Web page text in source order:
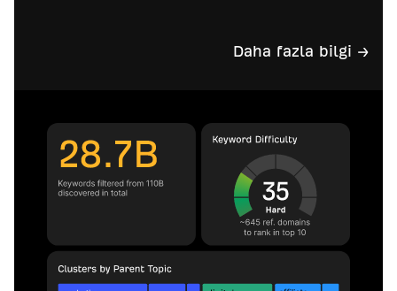
Daha fazla bilgi →